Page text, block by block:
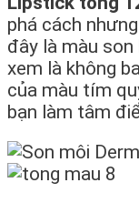
phá cách
đây là màu
xem là không
của màu tím
bạn làm tâm